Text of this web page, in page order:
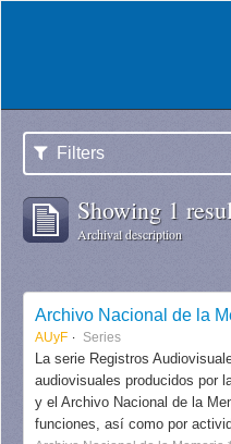
Filters
Showing 1
Archival description
AUyF Series
La serie Registros
audiovisuales producidos por
y el Archivo Nacional de la
funciones, así como por